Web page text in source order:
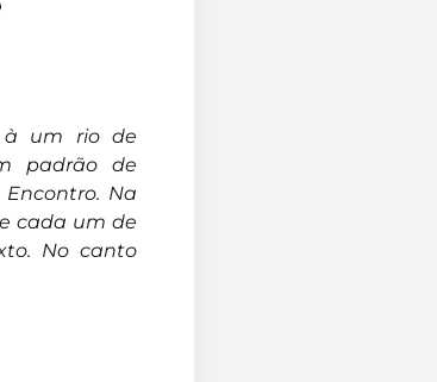
um rio de
padrão de
Na
cada um de
No canto